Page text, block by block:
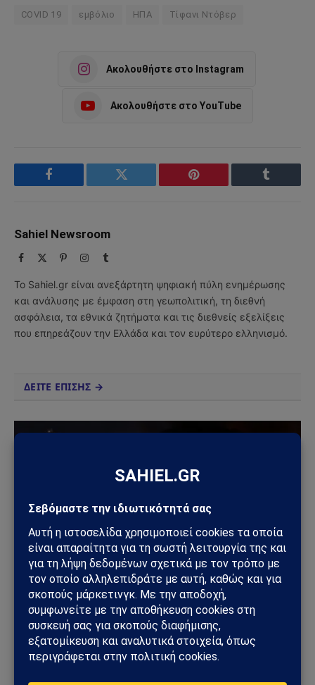
COVID 19 εμβόλιο ΗΠΑ Τίφανι Ντόβερ
Ακολουθήστε στο Instagram
Ακολουθήστε στο YouTube
Facebook Twitter Pinterest Tumblr
Sahiel Newsroom
Facebook PinterestInstagram
Tumblr
Το Sahiel.gr είναι ανεξάρτητη ψηφιακή πύλη ενημέρωσης
και ανάλυσης με έμφαση στη γεωπολιτική, τη διεθνή
ασφάλεια, τα εθνικά ζητήματα και τις διεθνείς εξελίξεις
που επηρεάζουν την Ελλάδα και τον ευρύτερο ελληνισμό.
ΔΕΙΤΕ ΕΠΙΣΗΣ →
ΚΌΣΜΟΣ
Χούθι χτύπησαν την ενεργειακή καρδιά της
Σαουδικής Αραβίας – Επίθεση με drone στο
διυλιστήριο της Aramco στην Τζαζάν